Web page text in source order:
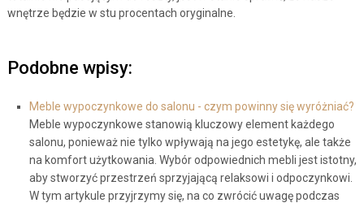
wnętrze będzie w stu procentach oryginalne.
Podobne wpisy:
Meble wypoczynkowe do salonu - czym powinny się wyróżniać?
Meble wypoczynkowe stanowią kluczowy element każdego
salonu, ponieważ nie tylko wpływają na jego estetykę, ale także
na komfort użytkowania. Wybór odpowiednich mebli jest istotny,
aby stworzyć przestrzeń sprzyjającą relaksowi i odpoczynkowi.
W tym artykule przyjrzymy się, na co zwrócić uwagę podczas